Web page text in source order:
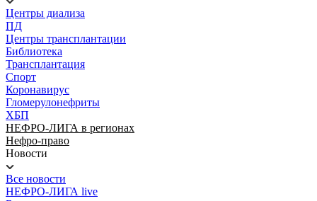
Центры диализа
ПД
Центры трансплантации
Библиотека
Трансплантация
Спорт
Коронавирус
Гломерулонефриты
ХБП
НЕФРО-ЛИГА в регионах
Нефро-право
Новости
Все новости
НЕФРО-ЛИГА live